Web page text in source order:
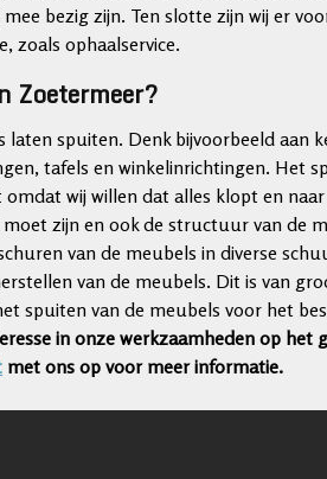
bezig zijn. Ten slotte zijn wij er
zoals ophaalservice.
Zoetermeer?
spuiten. Denk bijvoorbeeld aan
tafels en winkelinrichtingen. Het
wij willen dat alles klopt en
zijn en ook de structuur van de
van de meubels in diverse
van de meubels. Dit is van
spuiten van de meubels voor het
in onze werkzaamheden op het
met ons op voor meer informatie.